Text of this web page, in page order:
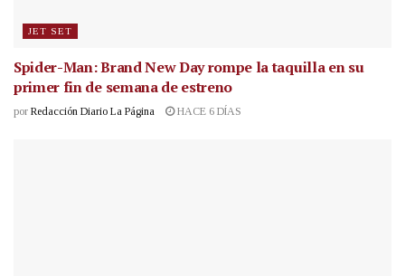
JET SET
Spider-Man: Brand New Day rompe la taquilla en su
primer fin de semana de estreno
por Redacción Diario La Página HACE 6 DÍAS